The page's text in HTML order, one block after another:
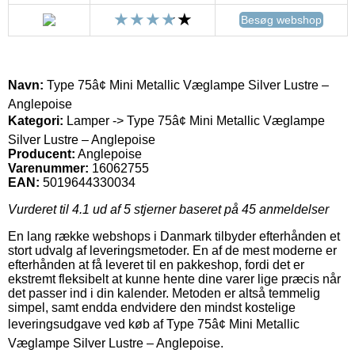
Besøg webshop
Navn: Type 75â¢ Mini Metallic Væglampe Silver Lustre –
Anglepoise
Kategori: Lamper -> Type 75â¢ Mini Metallic Væglampe
Silver Lustre – Anglepoise
Producent: Anglepoise
Varenummer: 16062755
EAN: 5019644330034
Vurderet til 4.1 ud af 5 stjerner baseret på 45 anmeldelser
En lang række webshops i Danmark tilbyder efterhånden et
stort udvalg af leveringsmetoder. En af de mest moderne er
efterhånden at få leveret til en pakkeshop, fordi det er
ekstremt fleksibelt at kunne hente dine varer lige præcis når
det passer ind i din kalender. Metoden er altså temmelig
simpel, samt endda endvidere den mindst kostelige
leveringsudgave ved køb af Type 75â¢ Mini Metallic
Væglampe Silver Lustre – Anglepoise.